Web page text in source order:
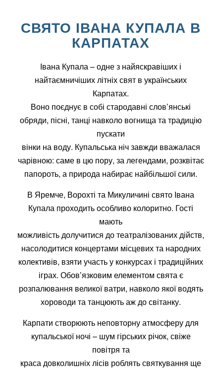
СВЯТО ІВАНА КУПАЛА В
КАРПАТАХ
Івана Купала – одне з найяскравіших і
найтаємничіших літніх свят в українських
Карпатах.
Воно поєднує в собі стародавні слов’янські
обряди, пісні, танці навколо вогнища та традицію
пускати
вінки на воду. Купальська ніч завжди вважалася
чарівною: саме в цю пору, за легендами, розквітає
папороть, а природа набирає найбільшої сили.
В Яремче, Ворохті та Микуличині свято Івана
Купала проходить особливо колоритно. Гості
мають
можливість долучитися до театралізованих дійств,
насолодитися концертами місцевих та народних
колективів, взяти участь у конкурсах і традиційних
іграх. Обов’язковим елементом свята є
розпалювання великої ватри, навколо якої водять
хороводи та танцюють аж до світанку.
Карпати створюють неповторну атмосферу для
купальської ночі – шум гірських річок, свіже
повітря та
краса довколишніх лісів роблять святкування ще